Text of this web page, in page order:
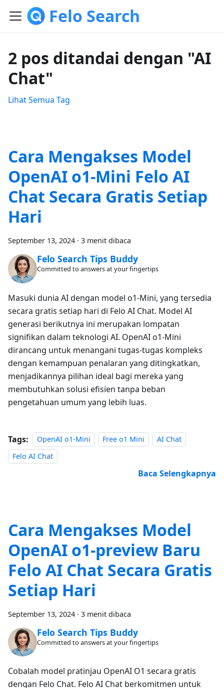
Felo Search
2 pos ditandai dengan "AI
Chat"
Lihat Semua Tag
Cara Mengakses Model
OpenAI o1-Mini Felo AI
Chat Secara Gratis Setiap
Hari
September 13, 2024 · 3 menit dibaca
Felo Search Tips Buddy
Committed to answers at your fingertips
Masuki dunia AI dengan model o1-Mini, yang tersedia
secara gratis setiap hari di Felo AI Chat. Model AI
generasi berikutnya ini merupakan lompatan
signifikan dalam teknologi AI. OpenAI o1-Mini
dirancang untuk menangani tugas-tugas kompleks
dengan kemampuan penalaran yang ditingkatkan,
menjadikannya pilihan ideal bagi mereka yang
membutuhkan solusi efisien tanpa beban
pengetahuan umum yang lebih luas.
Tags: OpenAI o1-Mini Free o1 Mini
AI Chat
Felo AI Chat
Baca Selengkapnya
Cara Mengakses Model
OpenAI o1-preview Baru
Felo AI Chat Secara Gratis
Setiap Hari
September 13, 2024 · 3 menit dibaca
Felo Search Tips Buddy
Committed to answers at your fingertips
Cobalah model pratinjau OpenAI O1 secara gratis
dengan Felo Chat. Felo AI Chat berkomitmen untuk